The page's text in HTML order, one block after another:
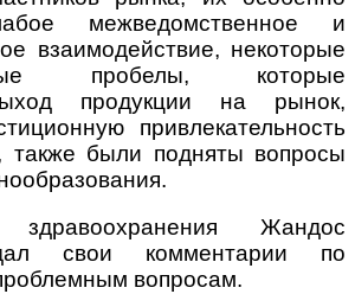
межведомственное и
взаимодействие, некоторые
пробелы, которые
продукции на рынок,
привлекательность
были подняты вопросы
здравоохранения Жандос
свои комментарии по
вопросам.